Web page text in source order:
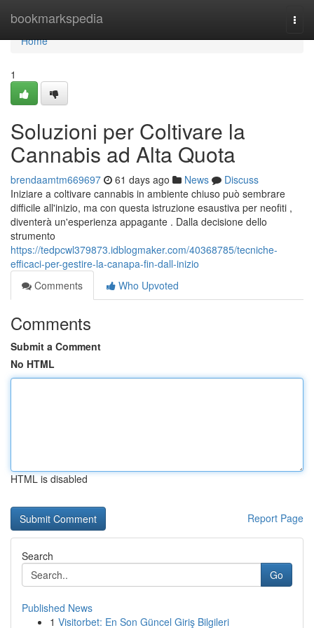
bookmarkspedia
Home
Home
1
Soluzioni per Coltivare la
Cannabis ad Alta Quota
brendaamtm669697 61 days ago News
Discuss
Iniziare a coltivare cannabis in ambiente chiuso può sembrare
difficile all'inizio, ma con questa istruzione esaustiva per neofiti ,
diventerà un'esperienza appagante . Dalla decisione dello
strumento
https://tedpcwl379873.idblogmaker.com/40368785/tecniche-
efficaci-per-gestire-la-canapa-fin-dall-inizio
Comments
Who Upvoted
Comments
Submit a Comment
No HTML
HTML is disabled
Report Page
Search
Go
Published News
1 Visitorbet: En Son Güncel Giriş Bilgileri